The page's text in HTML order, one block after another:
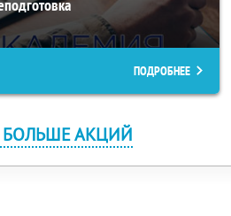
ПОДРОБНЕЕ
БОЛЬШЕ АКЦИЙ